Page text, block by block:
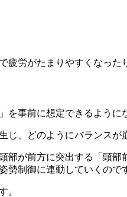
労がたまりやすくなっ
事前に想定できるように
、どのようにバランスが
が前方に突出する「頭部
勢制御に連動していくので
。